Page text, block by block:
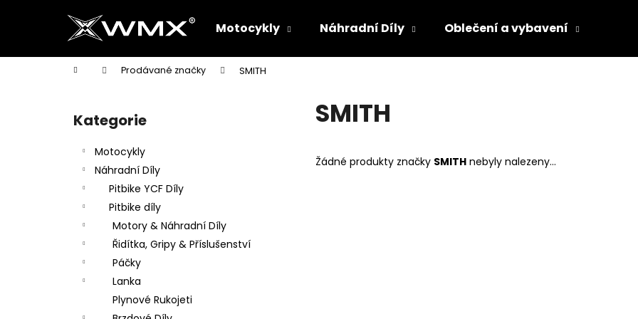
Motocykly Náhradní Díly Oblečení a vybavení
Domů Prodávané značky SMITH
Přeskočit
kategorie
Kategorie
Motocykly
Náhradní Díly
Pitbike YCF Díly
Pitbike díly
Motory & Náhradní Díly
Řidítka, Gripy & Příslušenství
Páčky
Lanka
Plynové Rukojeti
SMITH
Žádné produkty značky SMITH nebyly nalezeny...
í
Zpět
do
Zpět
do